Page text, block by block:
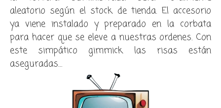
aleatorio según el stock de tienda. El accesorio
ya viene instalado y preparado en la corbata
para hacer que se eleve a nuestras ordenes. Con
este simpático gimmick las risas están
aseguradas…